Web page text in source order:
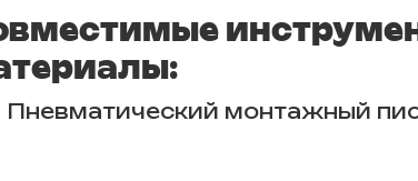
Пневматический монтажный